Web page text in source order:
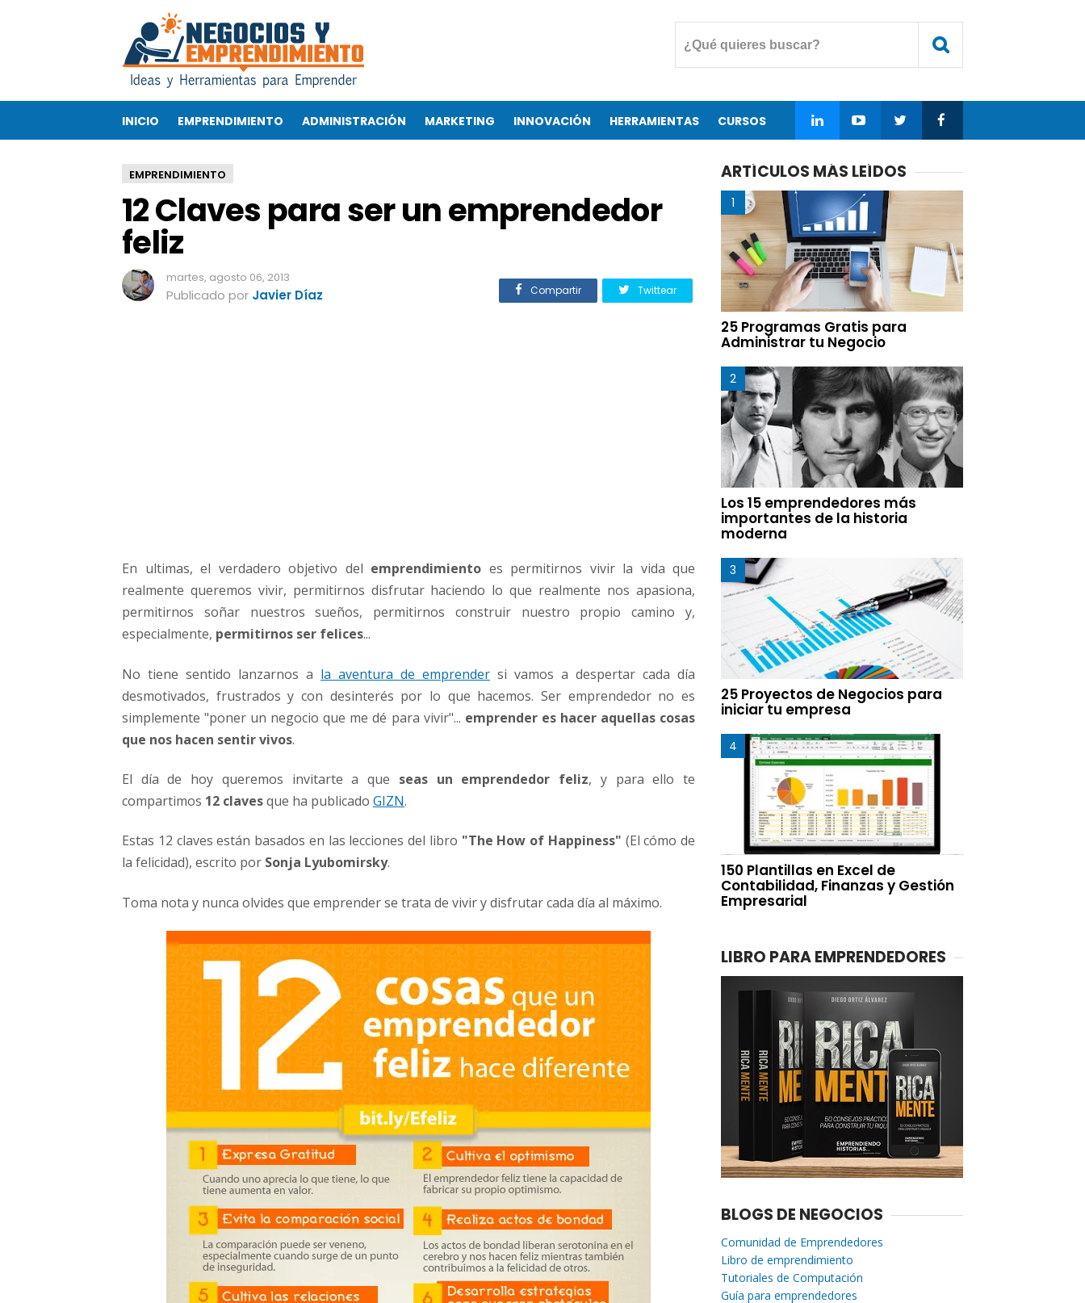
C
e
s
p
a
r
s
e
u
i
z
INICIO EMPRENDIMIENTO ADMINISTRACIÓN MARKETING INNOVACIÓN HERRAMIENTAS CURSOS
EMPRENDIMIENTO
12 Claves para ser un emprendedor
feliz
martes, agosto 06, 2013
Publicado por Javier Díaz Compartir Twittear
En ultimas, el verdadero objetivo del emprendimiento es permitirnos vivir la vida que
realmente queremos vivir, permitirnos disfrutar haciendo lo que realmente nos apasiona,
permitirnos soñar nuestros sueños, permitirnos construir nuestro propio camino y,
especialmente, permitirnos ser felices...
No tiene sentido lanzarnos a la aventura de emprender si vamos a despertar cada día
desmotivados, frustrados y con desinterés por lo que hacemos. Ser emprendedor no es
simplemente"poner un negocio que me dé para vivir"... emprender es hacer aquellas cosas
que nos hacen sentir vivos.
El día de hoy queremos invitarte a que seas un emprendedor feliz, y para ello te
compartimos 12 clavesque ha publicado GIZN.
Estas 12 claves están basados en las lecciones del libro "The How of Happiness" (El cómo de
la felicidad), escrito por Sonja Lyubomirsky.
Toma nota y nunca olvides que emprender se trata de vivir y disfrutar cada día al máximo.
ARTÍCULOS MÁS LEÍDOS
25 Programas Gratis para
Administrar tu Negocio
Los 15 emprendedores más
importantes de la historia
moderna
25 Proyectos de Negocios para
iniciar tu empresa
150 Plantillas en Excel de
Contabilidad, Finanzas y Gestión
Empresarial
LIBRO PARA EMPRENDEDORES
BLOGS DE NEGOCIOS
Comunidad de Emprendedores
Libro de emprendimiento
Tutoriales de Computación
Guía para emprendedores